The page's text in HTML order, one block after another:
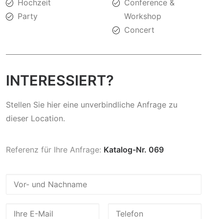
Hochzeit
Party
Conference &
Workshop
Concert
INTERESSIERT?
Stellen Sie hier eine unverbindliche Anfrage zu
dieser Location.
Referenz für Ihre Anfrage: Katalog-Nr. 069